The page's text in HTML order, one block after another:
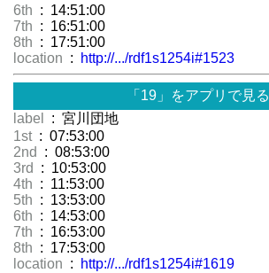
6th : 14:51:00
7th : 16:51:00
8th : 17:51:00
location : http://.../rdf1s1254i#1523
「19」をアプリで見る
label
: 宮川団地
1st : 07:53:00
2nd
: 08:53:00
3rd
: 10:53:00
4th : 11:53:00
5th : 13:53:00
6th : 14:53:00
7th : 16:53:00
8th : 17:53:00
location : http://.../rdf1s1254i#1619